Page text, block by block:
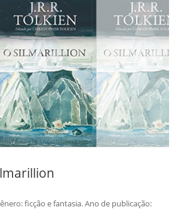
ficção e fantasia. Ano de publicação: